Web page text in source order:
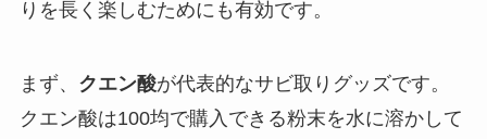
りを長く楽しむためにも有効です。
まず、 クエン酸が代表的なサビ取りグッズです。
クエン酸は100均で購入できる粉末を水に溶かして